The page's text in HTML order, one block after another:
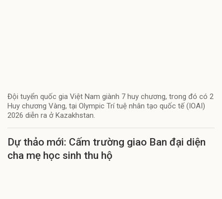
Đội tuyển quốc gia Việt Nam giành 7 huy chương, trong đó có 2
Huy chương Vàng, tại Olympic Trí tuệ nhân tạo quốc tế (IOAI)
2026 diễn ra ở Kazakhstan.
Dự thảo mới: Cấm trường giao Ban đại diện
cha mẹ học sinh thu hộ